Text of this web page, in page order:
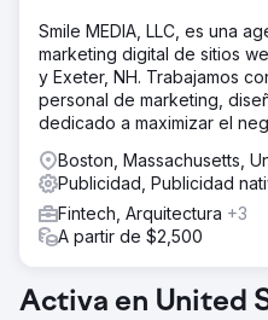
Smile MEDIA, LLC, es una
marketing digital de sitios
y Exeter, NH. Trabajamos
personal de marketing,
dedicado a maximizar el
Boston, Massachusetts,
Publicidad, Publicidad
Fintech, Arquitectura +3
A partir de $2,500
Activa en United